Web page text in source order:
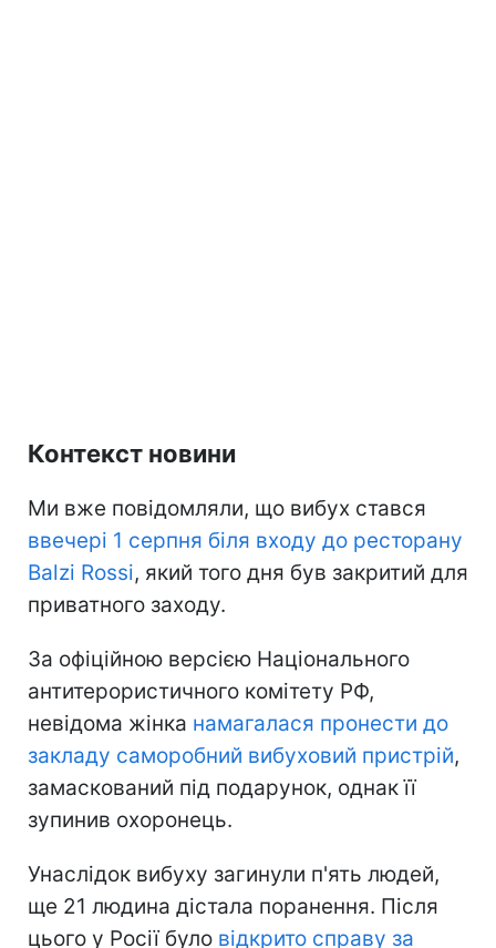
Контекст новини
Ми вже повідомляли, що вибух стався
ввечері 1 серпня біля входу до ресторану
Balzi Rossi, який того дня був закритий для
приватного заходу.
За офіційною версією Національного
антитерористичного комітету РФ,
невідома жінка намагалася пронести до
закладу саморобний вибуховий пристрій,
замаскований під подарунок, однак її
зупинив охоронець.
Унаслідок вибуху загинули п'ять людей,
ще 21 людина дістала поранення. Після
цього у Росії було відкрито справу за